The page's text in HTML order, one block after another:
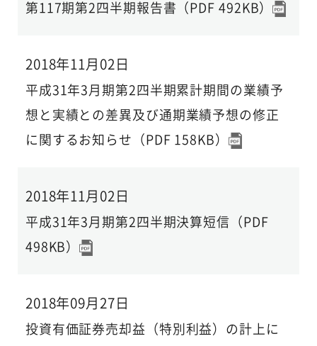
第117期第2四半期報告書（PDF 492KB）
2018年11月02日
平成31年3月期第2四半期累計期間の業績予
想と実績との差異及び通期業績予想の修正
に関するお知らせ（PDF 158KB）
2018年11月02日
平成31年3月期第2四半期決算短信（PDF
498KB）
2018年09月27日
投資有価証券売却益（特別利益）の計上に